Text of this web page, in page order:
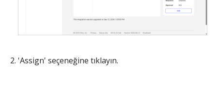
'Assign' seçeneğine tıklayın.